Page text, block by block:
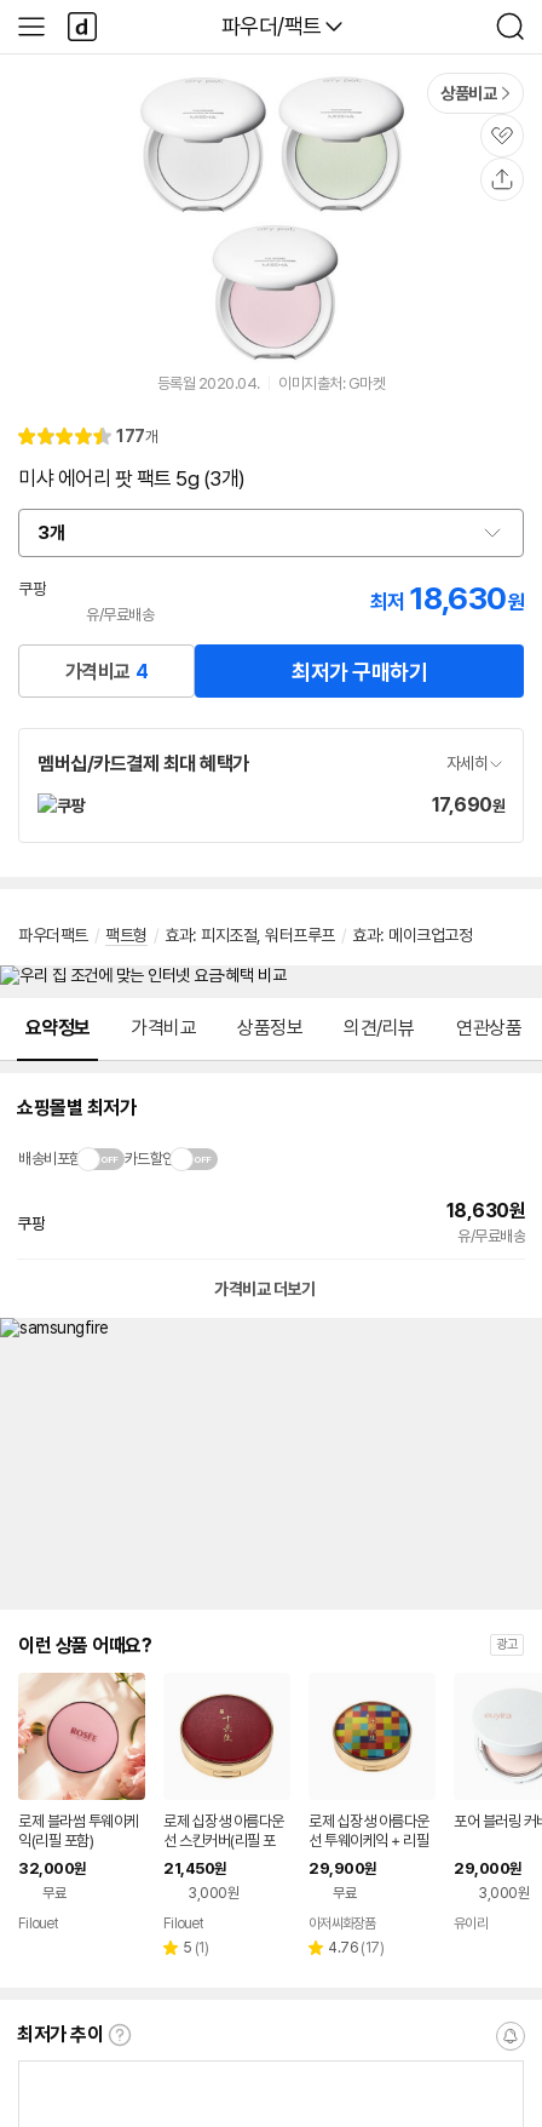
다나와
파우더/팩트
검
색
사
이
다
나
와
상품비교
관
심
등록월 2020.04. 이미지출처: G마켓
별
4.
리
177개
미샤 에어리 팟 팩트 5g (3개)
3개
옵
션
선
쿠팡
유/무료배송
최저 18,630원
가격비교 4 최저가 구매하기
멤버십/카드결제 최대 혜택가 자세히
가
17,690원
파우더팩트 / 팩트형 / 효과: 피지조절, 워터프루프 / 효과: 메이크업고정
요약정보 가격비교 상품정보 의견/리뷰 연관상품
쇼핑몰별 최저가
배송비포함 카드할인
쿠팡
18,630원
유/무료배송
가격비교 더보기
이런 상품 어때요? 광고
로제 블라썸 투웨이케
익(리필 포함)
32,000원
무료
Filouet
로제 십장생 아름다운
선 스킨커버(리필 포
함)
21,450원
3,000원
Filouet
별 5 리
(1)
로제 십장생 아름다운
선 투웨이케익 + 리필
포함
29,900원
무료
페이
아저씨화장품
별 4.76 리
(17)
포어 블러링 커
29,000원
3,000원
유이라
최저가 추이
최
알